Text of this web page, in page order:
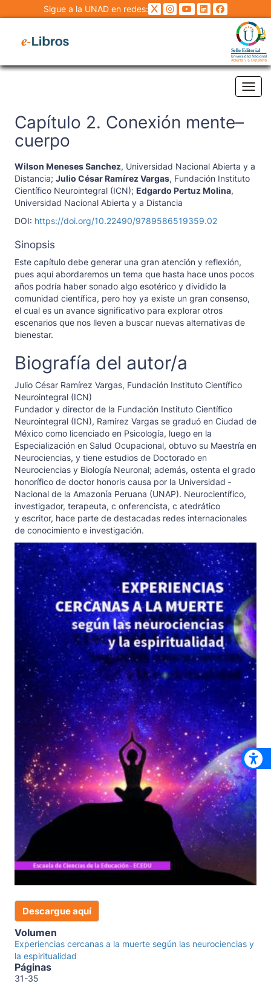
Sigue a la UNAD en redes:
Capítulo 2. Conexión mente–
cuerpo
Wilson Meneses Sanchez, Universidad Nacional Abierta y a
Distancia; Julio César Ramírez Vargas, Fundación Instituto
Científico Neurointegral (ICN); Edgardo Pertuz Molina,
Universidad Nacional Abierta y a Distancia
DOI: https://doi.org/10.22490/9789586519359.02
Sinopsis
Este capítulo debe generar una gran atención y reflexión,
pues aquí abordaremos un tema que hasta hace unos pocos
años podría haber sonado algo esotérico y dividido la
comunidad científica, pero hoy ya existe un gran consenso,
el cual es un avance significativo para explorar otros
escenarios que nos lleven a buscar nuevas alternativas de
bienestar.
Biografía del autor/a
Julio César Ramírez Vargas, Fundación Instituto Científico
Neurointegral (ICN)
Fundador y director de la Fundación Instituto Científico
Neurointegral (ICN), ­Ramírez Vargas se graduó en Ciudad de
México como licenciado en Psicología, l­uego en la
Especialización en Salud Ocupacional, obtuvo su Maestría en
­Neurociencias, y ­tiene estudios de Doctorado en
Neurociencias y Biología ­Neuronal; además, ­ostenta el grado
honorífico de doctor honoris causa por la ­Universidad ­
Nacional de la ­Amazonía Peruana (UNAP). Neurocientífico,
investigador, terapeuta, c­ onferencista, c­ atedrático
y escritor, hace parte de destacadas redes internacionales
de ­conocimiento e ­investigación.
Descargue aquí
Volumen
Experiencias cercanas a la muerte según las neurociencias y
la espiritualidad
Páginas
31-35